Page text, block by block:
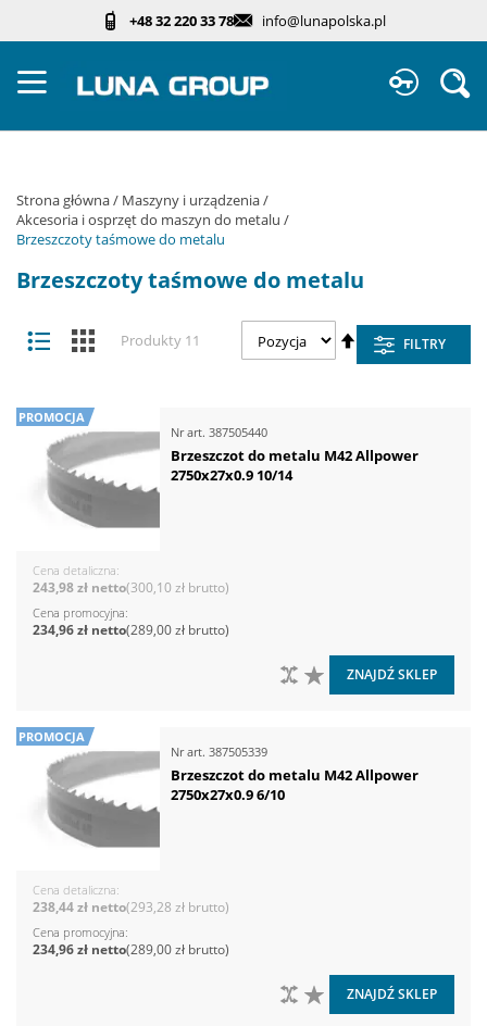
+48 32 220 33 78 info@lunapolska.pl
Strona główna
Maszyny i urządzenia
Akcesoria i osprzęt do maszyn do metalu
Brzeszczoty taśmowe do metalu
Brzeszczoty taśmowe do metalu
Zobacz
jako
Lista KafelkiProdukty 11
Ustaw
kierunek
malejący
FILTRY
PROMOCJA
Nr art. 387505440
Brzeszczot do metalu M42 Allpower
2750x27x0.9 10/14
Cena detaliczna
300,10 zł
243,98 zł
Cena promocyjna
289,00 zł
234,96 zł
DO LISTY ŻYCZEŃ
DO PORÓWNANIA
ZNAJDŹ SKLEP
PROMOCJA
Nr art. 387505339
Brzeszczot do metalu M42 Allpower
2750x27x0.9 6/10
Cena detaliczna
293,28 zł
238,44 zł
Cena promocyjna
289,00 zł
234,96 zł
DO LISTY ŻYCZEŃ
DO PORÓWNANIA
ZNAJDŹ SKLEP